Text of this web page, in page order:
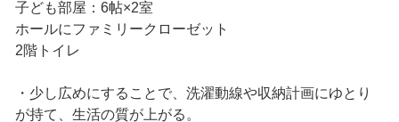
子ども部屋：6帖×2室
ホールにファミリークローゼット
2階トイレ
・少し広めにすることで、洗濯動線や収納計画にゆとり
が持て、生活の質が上がる。